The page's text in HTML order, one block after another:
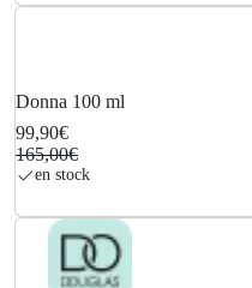
Donna 100 ml
99,90€
165,00€
en stock